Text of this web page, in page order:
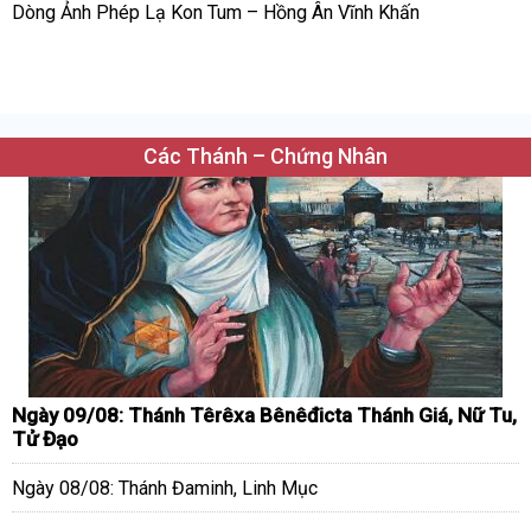
Dòng Ảnh Phép Lạ Kon Tum – Hồng Ân Vĩnh Khấn
Các Thánh – Chứng Nhân
Ngày 09/08: Thánh Têrêxa Bênêđicta Thánh Giá, Nữ Tu,
Tử Đạo
Ngày 08/08: Thánh Đaminh, Linh Mục